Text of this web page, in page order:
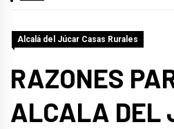
Alcalá del Júcar Casas Rurales
RAZONES
ALCALA DEL